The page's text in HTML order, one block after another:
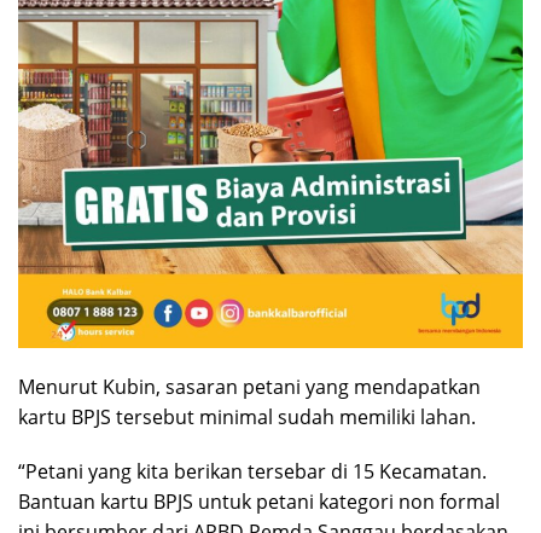
Menurut Kubin, sasaran petani yang mendapatkan
kartu BPJS tersebut minimal sudah memiliki lahan.
“Petani yang kita berikan tersebar di 15 Kecamatan.
Bantuan kartu BPJS untuk petani kategori non formal